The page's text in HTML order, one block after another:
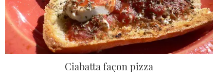
Ciabatta façon pizza